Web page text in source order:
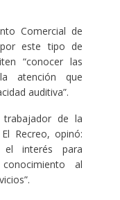
Comercial de
este tipo de
“conocer las
atención que
auditiva”.
trabajador de la
Recreo, opinó:
el interés para
al